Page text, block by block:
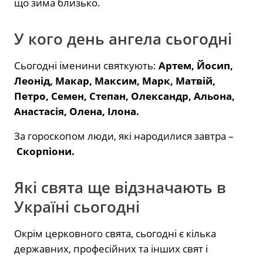
У кого день ангела сьогодні
Сьогодні іменини святкують: Артем, Йосип,
Леонід, Макар, Максим, Марк, Матвій,
Петро, Семен, Степан, Олександр, Альона,
Анастасія, Олена, Ілона.
За гороскопом люди, які народилися завтра –
Скорпіони.
Які свята ще відзначають в
Україні сьогодні
Окрім церковного свята, сьогодні є кілька
державних, професійних та інших свят і